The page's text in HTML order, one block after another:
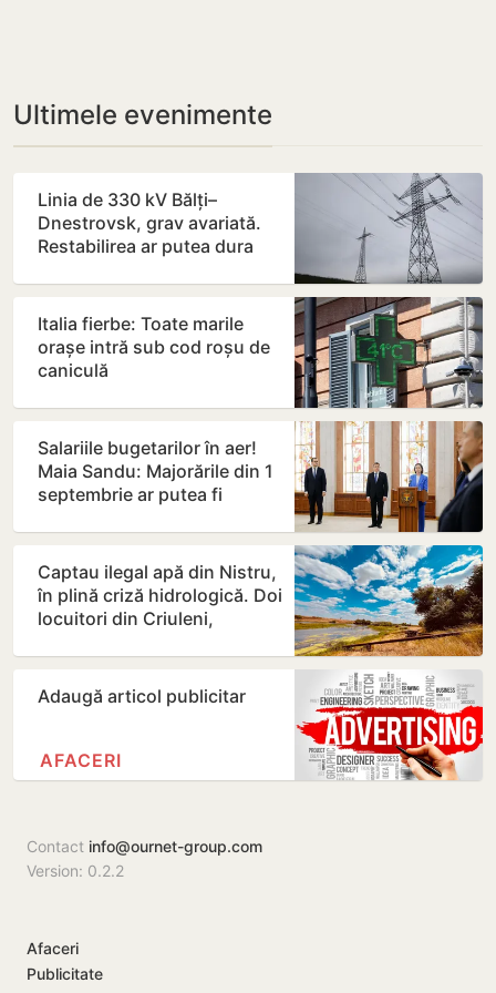
Ultimele evenimente
Linia de 330 kV Bălți–
Dnestrovsk, grav avariată.
Restabilirea ar putea dura
Italia fierbe: Toate marile
orașe intră sub cod roșu de
caniculă
Salariile bugetarilor în aer!
Maia Sandu: Majorările din 1
septembrie ar putea fi
Captau ilegal apă din Nistru,
în plină criză hidrologică. Doi
locuitori din Criuleni,
Adaugă articol publicitar
AFACERI
Contact info@ournet-group.com
Version: 0.2.2
Afaceri
Publicitate